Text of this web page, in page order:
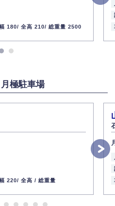
180/ 全高 210/ 総重量 2500
極駐車場
220/ 全高 / 総重量